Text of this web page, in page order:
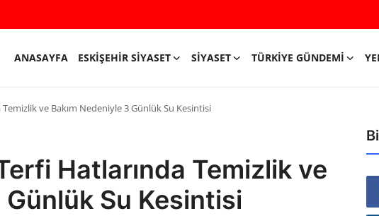
ANASAYFA ESKIŞEHIR SIYASET SIYASET TÜRKIYE GÜNDEMI
Temizlik ve Bakım Nedeniyle 3 Günlük Su Kesintisi
Hatlarında Temizlik ve
Günlük Su Kesintisi